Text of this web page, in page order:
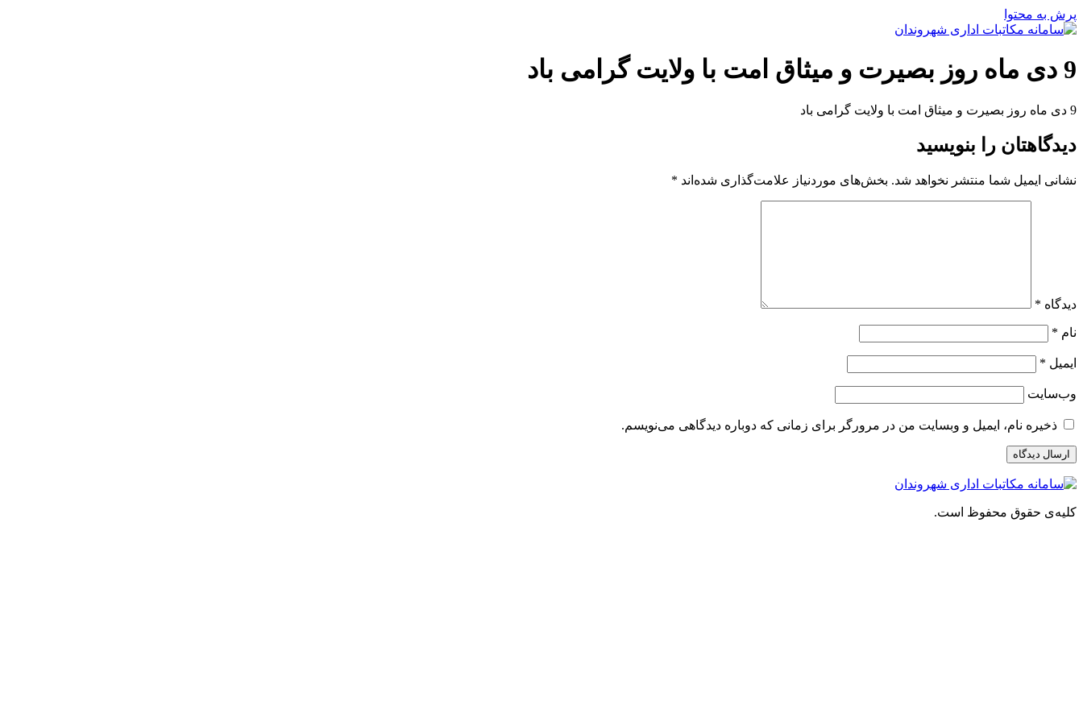
پرش به محتوا
9 دی ماه روز بصیرت و میثاق امت با ولایت گرامی باد
9 دی ماه روز بصیرت و میثاق امت با ولایت گرامی باد
دیدگاهتان را بنویسید
نشانی ایمیل شما منتشر نخواهد شد. بخش‌های موردنیاز علامت‌گذاری شده‌اند *
دیدگاه *
نام *
ایمیل *
وب‌سایت
ذخیره نام، ایمیل و وبسایت من در مرورگر برای زمانی که دوباره دیدگاهی می‌نویسم.
کلیه‌ی حقوق محفوظ است.